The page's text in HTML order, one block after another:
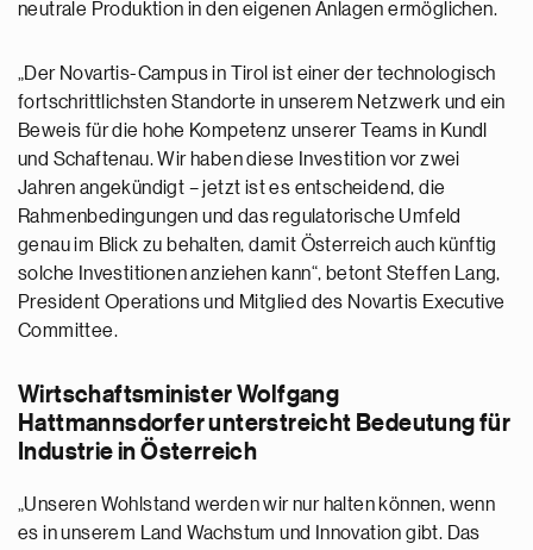
neutrale Produktion in den eigenen Anlagen ermöglichen.
„Der Novartis-Campus in Tirol ist einer der technologisch
fortschrittlichsten Standorte in unserem Netzwerk und ein
Beweis für die hohe Kompetenz unserer Teams in Kundl
und Schaftenau. Wir haben diese Investition vor zwei
Jahren angekündigt – jetzt ist es entscheidend, die
Rahmenbedingungen und das regulatorische Umfeld
genau im Blick zu behalten, damit Österreich auch künftig
solche Investitionen anziehen kann“, betont Steffen Lang,
President Operations und Mitglied des Novartis Executive
Committee.
Wirtschaftsminister Wolfgang
Hattmannsdorfer unterstreicht Bedeutung für
Industrie in Österreich
„Unseren Wohlstand werden wir nur halten können, wenn
es in unserem Land Wachstum und Innovation gibt. Das